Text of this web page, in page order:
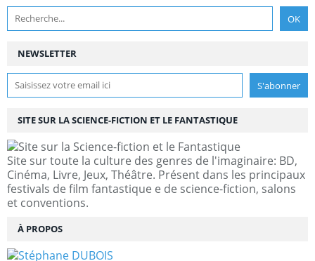
NEWSLETTER
SITE SUR LA SCIENCE-FICTION ET LE FANTASTIQUE
Site sur toute la culture des genres de l'imaginaire: BD,
Cinéma, Livre, Jeux, Théâtre. Présent dans les principaux
festivals de film fantastique e de science-fiction, salons
et conventions.
À PROPOS